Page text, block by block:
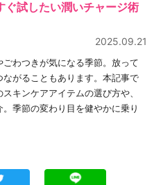
ぐ試したい潤いチャージ術
2025.09.21
わつきが気になる季節。放って
がることもあります。本記事で
キンケアアイテムの選び方や、
季節の変わり目を健やかに乗り